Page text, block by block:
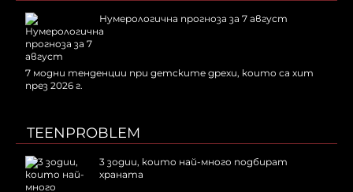
Нумерологична прогноза за 7 август
7 модни тенденции при детските дрехи, които са хит
през 2026 г.
TEENPROBLEM
3 зодии, които най-много подбират
храната